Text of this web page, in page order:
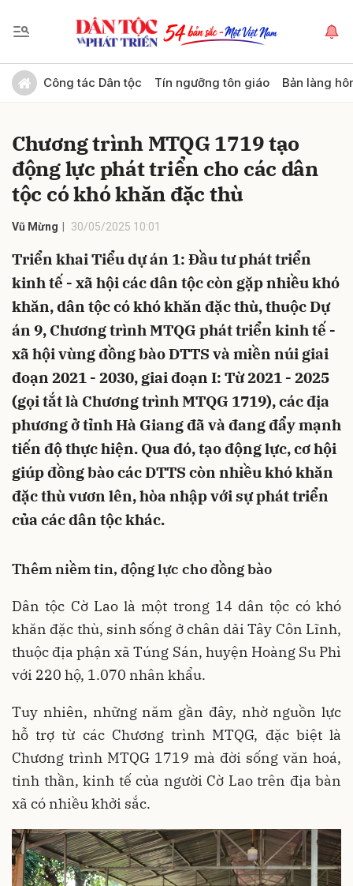
Công tác Dân tộc Tín ngưỡng tôn giáo Bản làng
Chương trình MTQG 1719 tạo
động lực phát triển cho các dân
tộc có khó khăn đặc thù
Vũ Mừng 30/05/2025 10:01
Triển khai Tiểu dự án 1: Đầu tư phát triển
kinh tế - xã hội các dân tộc còn gặp nhiều khó
khăn, dân tộc có khó khăn đặc thù, thuộc Dự
án 9, Chương trình MTQG phát triển kinh tế -
xã hội vùng đồng bào DTTS và miền núi giai
đoạn 2021 - 2030, giai đoạn I: Từ 2021 - 2025
(gọi tắt là Chương trình MTQG 1719), các địa
phương ở tỉnh Hà Giang đã và đang đẩy mạnh
tiến độ thực hiện. Qua đó, tạo động lực, cơ hội
giúp đồng bào các DTTS còn nhiều khó khăn
đặc thù vươn lên, hòa nhập với sự phát triển
của các dân tộc khác.
Thêm niềm tin, động lực cho đồng bào
Dân tộc Cờ Lao là một trong 14 dân tộc có khó
khăn đặc thù, sinh sống ở chân dải Tây Côn Lĩnh,
thuộc địa phận xã Túng Sán, huyện Hoàng Su Phì
với 220 hộ, 1.070 nhân khẩu.
Tuy nhiên, những năm gần đây, nhờ nguồn lực
hỗ trợ từ các Chương trình MTQG, đặc biệt là
Chương trình MTQG 1719 mà đời sống văn hoá,
tinh thần, kinh tế của người Cờ Lao trên địa bàn
xã có nhiều khởi sắc.
Gửi bình luận